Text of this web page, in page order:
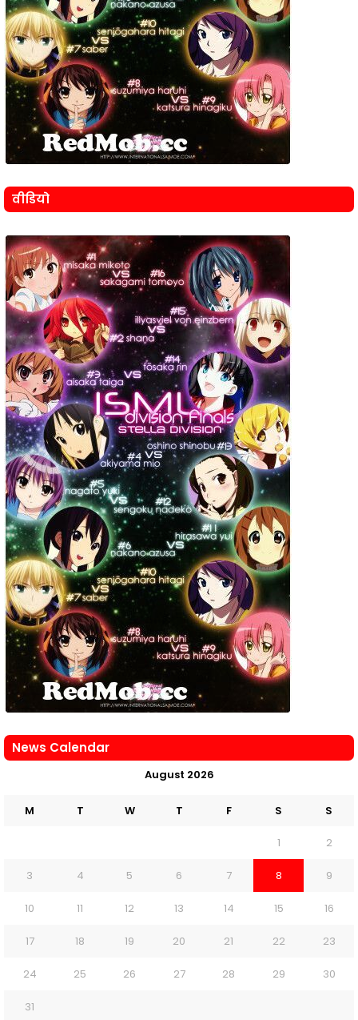
वीडियो
News Calendar
August 2026
M T W T F S S
1 2
3 4 5 6 7 8 9
10 11 12 13 14 15 16
17 18 19 20 21 22 23
24 25 26 27 28 29 30
31